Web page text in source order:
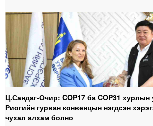
Ц.Сандаг-Очир: COP17 ба COP31 хурлын
Риогийн гурван конвенцын нэгдсэн
чухал алхам болно